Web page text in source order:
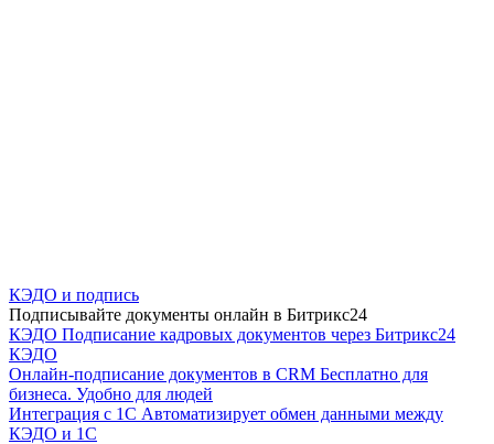
КЭДО и подпись
Подписывайте документы онлайн в Битрикс24
КЭДО Подписание кадровых документов через Битрикс24
КЭДО
Онлайн-подписание документов в CRM Бесплатно для
бизнеса. Удобно для людей
Интеграция с 1С Автоматизирует обмен данными между
КЭДО и 1С